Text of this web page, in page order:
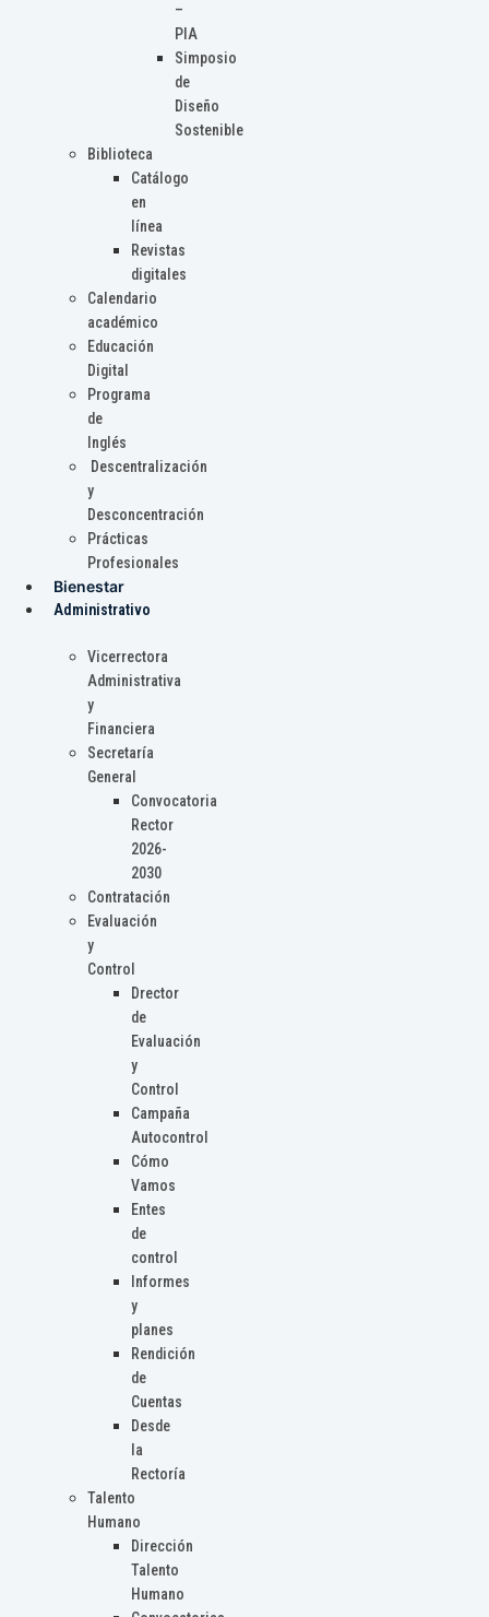
–
PIA
Simposio
de
Diseño
Sostenible
Biblioteca
Catálogo
en
línea
Revistas
digitales
Calendario
académico
Educación
Digital
Programa
de
Inglés
Descentralización
y
Desconcentración
Prácticas
Profesionales
Bienestar
Administrativo
Vicerrectora
Administrativa
y
Financiera
Secretaría
General
Convocatoria
Rector
2026-
2030
Contratación
Evaluación
y
Control
Drector
de
Evaluación
y
Control
Campaña
Autocontrol
Cómo
Vamos
Entes
de
control
Informes
y
planes
Rendición
de
Cuentas
Desde
la
Rectoría
Talento
Humano
Dirección
Talento
Humano